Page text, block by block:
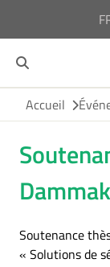
Accueil
Dammak
Soutenance
« Solutions de